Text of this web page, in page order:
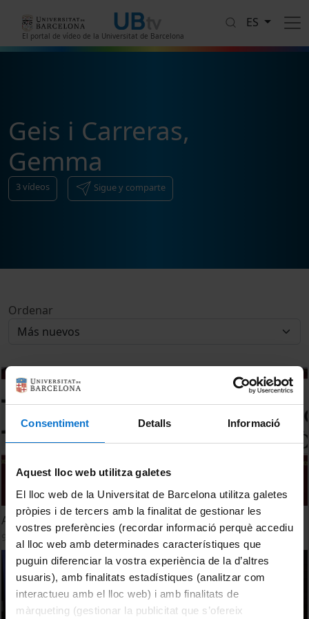
Consentiment Detalls Informació
Aquest lloc web utilitza galetes
El lloc web de la Universitat de Barcelona utilitza galetes
pròpies i de tercers amb la finalitat de gestionar les
vostres preferències (recordar informació perquè accediu
al lloc web amb determinades característiques que
puguin diferenciar la vostra experiència de la d’altres
usuaris), amb finalitats estadístiques (analitzar com
interactueu amb el lloc web) i amb finalitats de
màrqueting (gestionar la publicitat que s’ofereix
El portal de vídeo de la Universitat de Barcelona
ES
Geis i Carreras,
Gemma
3vídeos Sigue y comparte
Ordenar
Acte d'Inauguració del curs acadèmic 2022-2023
9 Septiembre, 2022